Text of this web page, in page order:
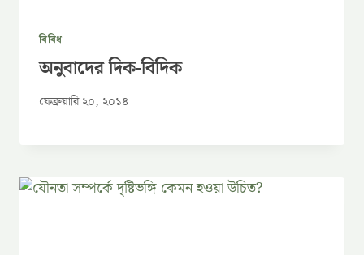
বিবিধ
অনুবাদের দিক-বিদিক
ফেব্রুয়ারি ২০, ২০১৪